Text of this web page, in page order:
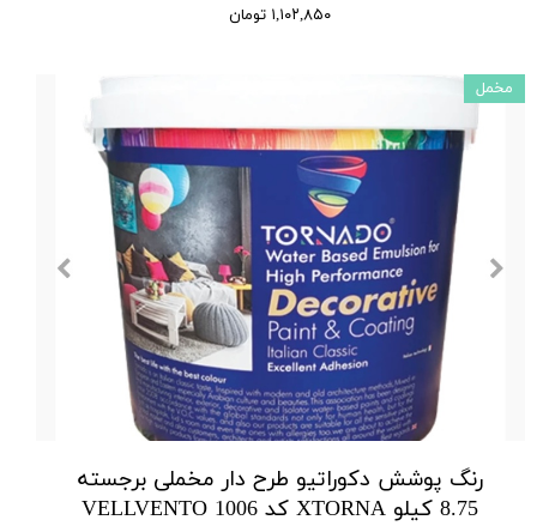
۱,۱۰۲,۸۵۰ تومان
رنگ پوشش دکوراتیو طرح دار مخملی برجسته
8.75 کیلو XTORNA کد 1006 VELLVENTO
مخمل